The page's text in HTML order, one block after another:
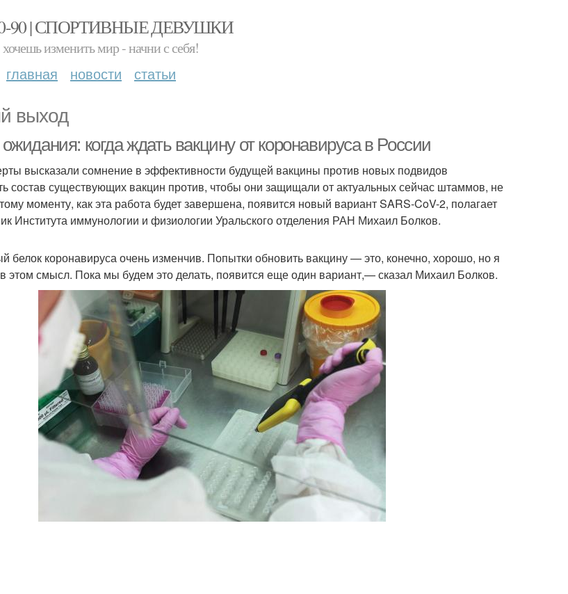
90 | СПОРТИВНЫЕ ДЕВУШКИ
хочешь изменить мир - начни с себя!
главная новости статьи
выход
когда ждать вакцину от коронавируса в России
высказали сомнение в эффективности будущей вакцины против новых подвидов
состав существующих вакцин против, чтобы они защищали от актуальных сейчас штаммов, не
моменту, как эта работа будет завершена, появится новый вариант SARS-CoV-2, полагает
Института иммунологии и физиологии Уральского отделения РАН Михаил Болков.
белок коронавируса очень изменчив. Попытки обновить вакцину — это, конечно, хорошо, но я
этом смысл. Пока мы будем это делать, появится еще один вариант,— сказал Михаил Болков.